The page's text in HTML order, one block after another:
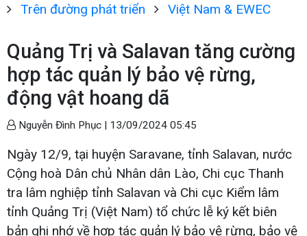
Trên đường phát triển Việt Nam & EWEC
Quảng Trị và Salavan tăng cường
hợp tác quản lý bảo vệ rừng,
động vật hoang dã
Nguyễn Đình Phục | 13/09/2024 05:45
Ngày 12/9, tại huyện Saravane, tỉnh Salavan, nước
Cộng hoà Dân chủ Nhân dân Lào, Chi cục Thanh
tra lâm nghiệp tỉnh Salavan và Chi cục Kiểm lâm
tỉnh Quảng Trị (Việt Nam) tổ chức lễ ký kết biên
bản ghi nhớ về hợp tác quản lý bảo vệ rừng, bảo vệ